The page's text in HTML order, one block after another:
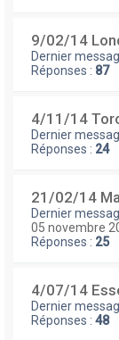
9/02/14
Dernier
Réponses : 87
4/11/14
Dernier
Réponses : 24
21/02/14
Dernier
05 novembre
Réponses : 25
4/07/14
Dernier
Réponses : 48